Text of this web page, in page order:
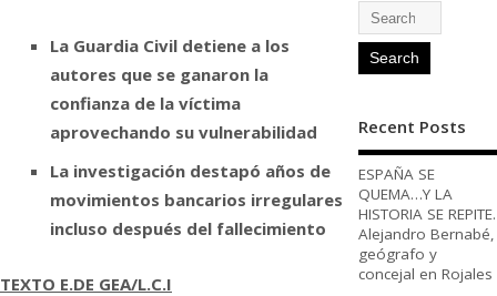
La Guardia Civil detiene a los
autores que se ganaron la
confianza de la víctima
aprovechando su vulnerabilidad
La investigación destapó años de
movimientos bancarios irregulares
incluso después del fallecimiento
TEXTO E.DE GEA/L.C.I
Recent Posts
ESPAÑA SE
QUEMA…Y LA
HISTORIA SE REPITE.
Alejandro Bernabé,
geógrafo y
concejal en Rojales